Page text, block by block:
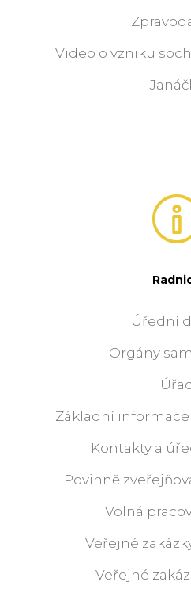
Video o vzniku
Úřední
Orgány
Základní
Kontakty a
Povinně
Volná
Veřejné
Veřejné